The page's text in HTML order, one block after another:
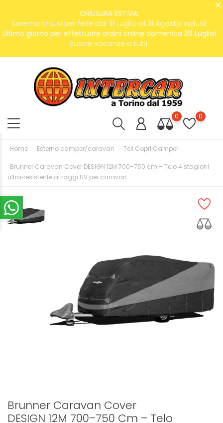
CHIUSURA ESTIVA:
Saremo chiusi per ferie dal 31 Luglio al 31 Agosto inclusi!
Ultimo giorno per effettuare ordini online domenica 26 Luglio!
Buone vacanze a tutti!
0 0
Home Esterno camper/caravan Teli Copri Camper
Brunner Caravan Cover DESIGN 12M 700–750 cm – Telo 4 stagioni
ultra‑resistente ai raggi UV per caravan
Brunner Caravan Cover
DESIGN 12M 700–750 Cm – Telo